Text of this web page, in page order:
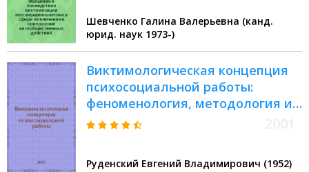
Шевченко Галина Валерьевна :
научно-практическое пособие
Шевченко Галина Валерьевна (канд.
юрид. наук 1973-)
Виктимологическая концепция
психосоциальной работы:
феноменология, методология и
технология
Руденский Евгений Владимирович (1952)